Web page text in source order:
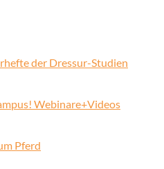
der Dressur-Studien
Webinare+Videos
Pferd